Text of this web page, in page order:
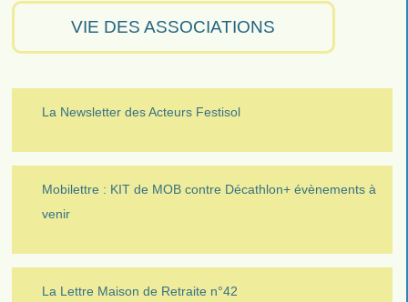
VIE DES ASSOCIATIONS
La Newsletter des Acteurs Festisol
Mobilettre : KIT de MOB contre Décathlon+ évènements à
venir
La Lettre Maison de Retraite n°42